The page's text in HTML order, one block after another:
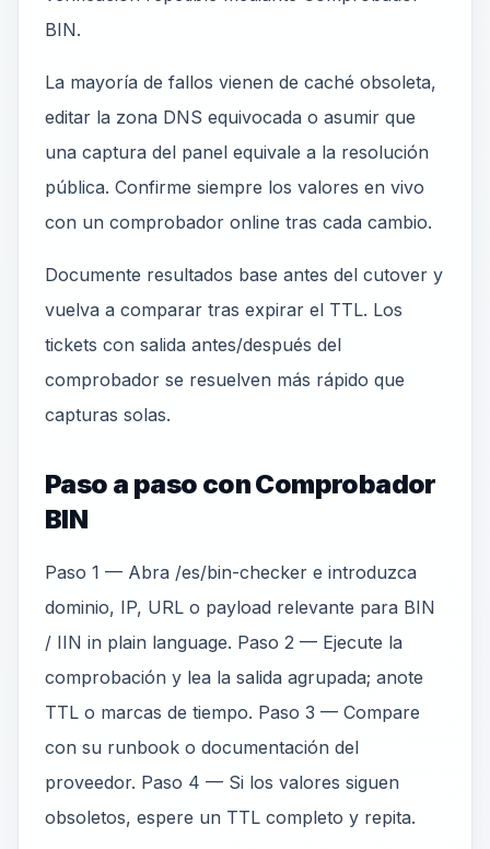
BIN.
La mayoría de fallos vienen de caché obsoleta,
editar la zona DNS equivocada o asumir que
una captura del panel equivale a la resolución
pública. Confirme siempre los valores en vivo
con un comprobador online tras cada cambio.
Documente resultados base antes del cutover y
vuelva a comparar tras expirar el TTL. Los
tickets con salida antes/después del
comprobador se resuelven más rápido que
capturas solas.
Paso a paso con Comprobador
BIN
Paso 1 — Abra /es/bin-checker e introduzca
dominio, IP, URL o payload relevante para BIN
/ IIN in plain language. Paso 2 — Ejecute la
comprobación y lea la salida agrupada; anote
TTL o marcas de tiempo. Paso 3 — Compare
con su runbook o documentación del
proveedor. Paso 4 — Si los valores siguen
obsoletos, espere un TTL completo y repita.